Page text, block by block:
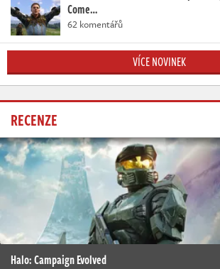
Come…
62 komentářů
VÍCE NOVINEK
RECENZE
Halo: Campaign Evolved